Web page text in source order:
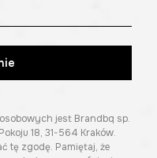
jest Brandbq sp.
18, 31-564 Kraków.
tę zgodę. Pamiętaj, że